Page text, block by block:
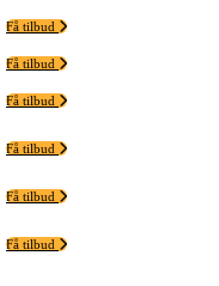
Få tilbud
Få tilbud
Få tilbud
Få tilbud
Få tilbud
Få tilbud